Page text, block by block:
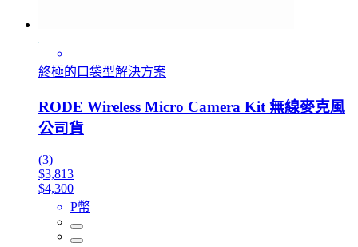
終極的口袋型解決方案
RODE Wireless Micro Camera Kit 無線麥克風
公司貨
(3)
$3,813
$4,300
P幣